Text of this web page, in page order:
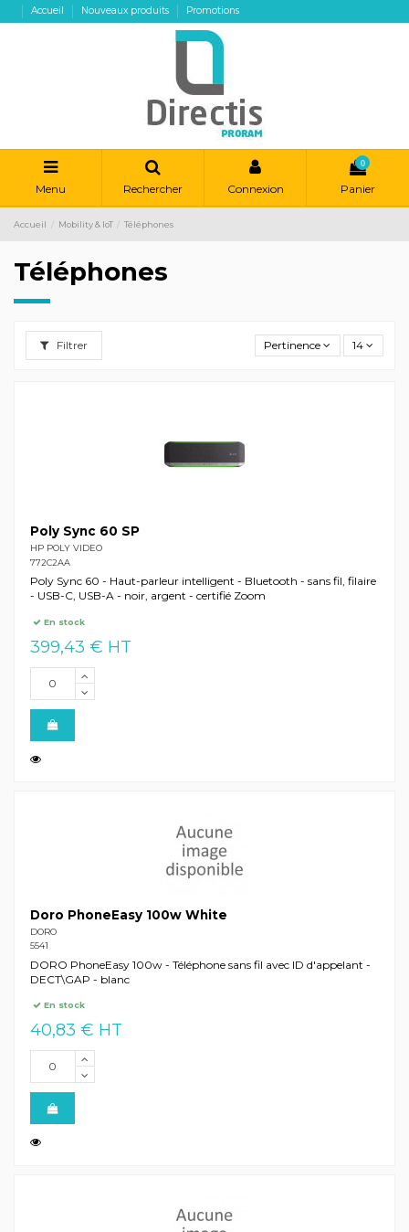
Accueil Nouveaux produits Promotions
Menu Rechercher Connexion
0
Panier
Accueil Mobility & IoT Téléphones
Téléphones
Filtrer Pertinence 14
Poly Sync 60 SP
HP POLY VIDEO
772C2AA
Poly Sync 60 - Haut-parleur intelligent - Bluetooth - sans fil, filaire
- USB-C, USB-A - noir, argent - certifié Zoom
En stock
399,43 € HT
Doro PhoneEasy 100w White
DORO
5541
DORO PhoneEasy 100w - Téléphone sans fil avec ID d'appelant -
DECT\GAP - blanc
En stock
40,83 € HT